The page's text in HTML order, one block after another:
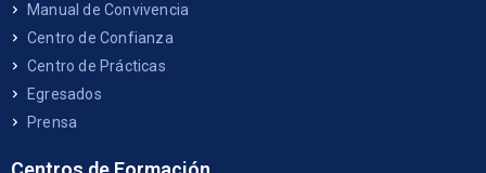
Manual de Convivencia
Centro de Confianza
Centro de Prácticas
Egresados
Prensa